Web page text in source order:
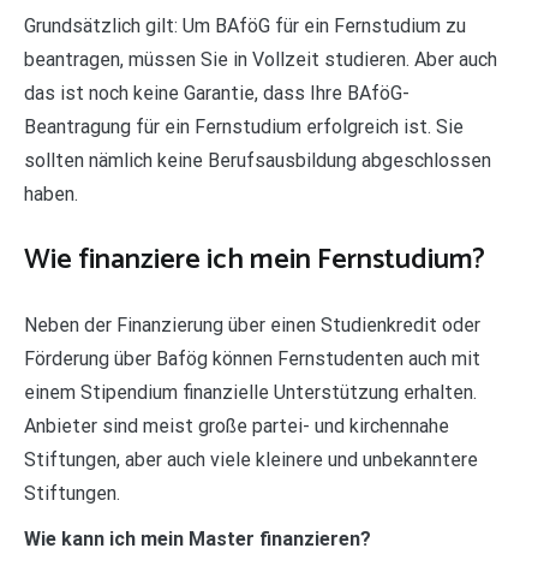
Grundsätzlich gilt: Um BAföG für ein Fernstudium zu
beantragen, müssen Sie in Vollzeit studieren. Aber auch
das ist noch keine Garantie, dass Ihre BAföG-
Beantragung für ein Fernstudium erfolgreich ist. Sie
sollten nämlich keine Berufsausbildung abgeschlossen
haben.
Wie finanziere ich mein Fernstudium?
Neben der Finanzierung über einen Studienkredit oder
Förderung über Bafög können Fernstudenten auch mit
einem Stipendium finanzielle Unterstützung erhalten.
Anbieter sind meist große partei- und kirchennahe
Stiftungen, aber auch viele kleinere und unbekanntere
Stiftungen.
Wie kann ich mein Master finanzieren?